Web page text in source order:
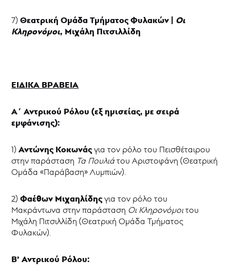
7)Θεατρική Ομάδα Τμήματος Φυλακών | Οι
Κληρονόμοι, Μιχάλη Πιτσιλλίδη
ΕΙΔΙΚΑ ΒΡΑΒΕΙΑ
Α΄ Αντρικού Ρόλου (εξ ημισείας, με σειρά
εμφάνισης):
1)Αντώνης Κοκωνάςγια τον ρόλο του Πεισθέταιρου
στην παράσταση Τα Πουλιά του Αριστοφάνη (Θεατρική
Ομάδα «Παράβαση» Λυμπιών).
2)Φαέθων Μιχαηλίδηςγια τον ρόλο του
Μακράντωνα στην παράσταση Οι Κληρονόμοιτου
Μιχάλη Πιτσιλλίδη (Θεατρική Ομάδα Τμήματος
Φυλακών).
Β’ Αντρικού Ρόλου: